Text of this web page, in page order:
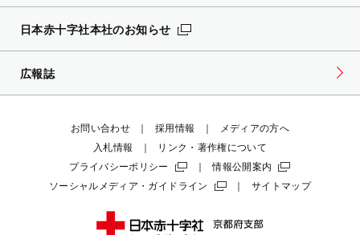
日本赤十字社本社のお知らせ
広報誌
お問い合わせ 採用情報
メディアの方へ
入札情報
リンク・著作権について
プライバシーポリシー
情報公開案内
ソーシャルメディア・ガイドライン
サイトマップ